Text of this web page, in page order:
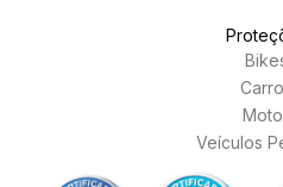
Veículos